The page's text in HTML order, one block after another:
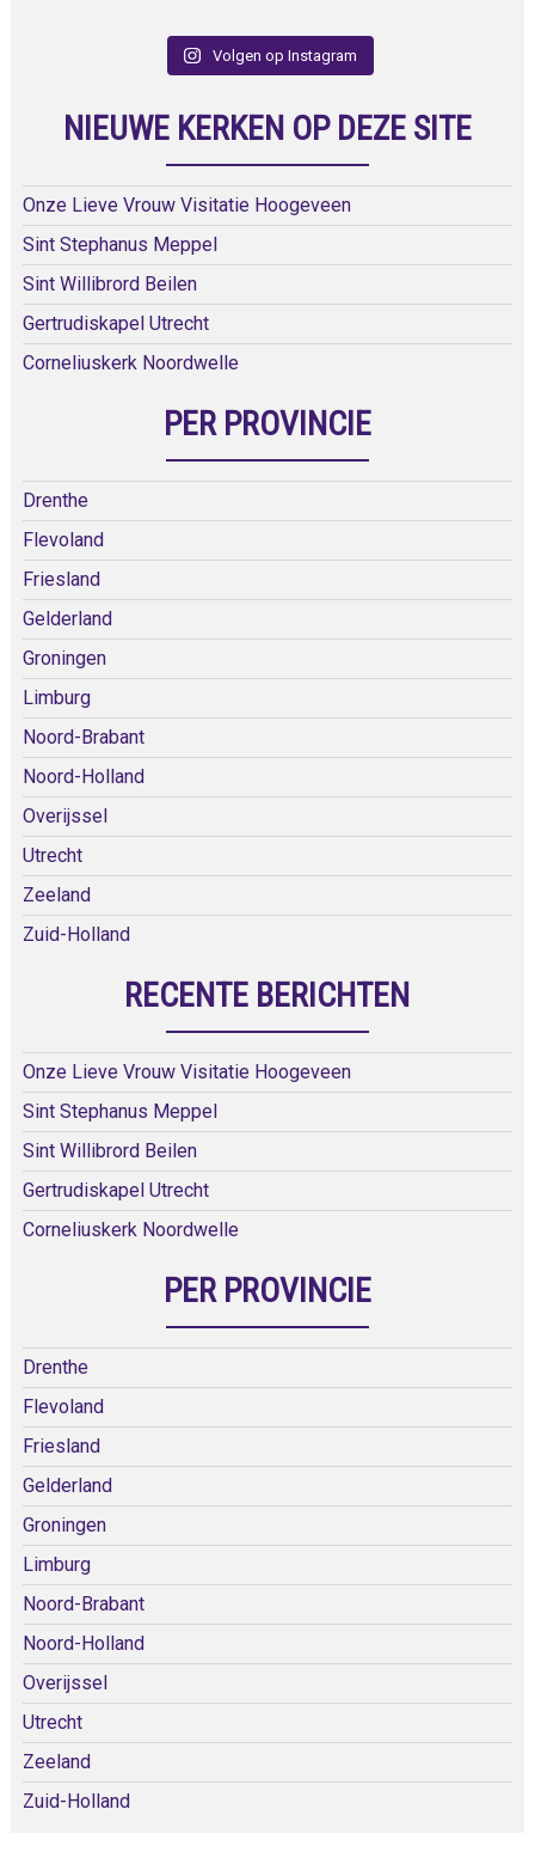
Volgen op Instagram
NIEUWE KERKEN OP DEZE SITE
Onze Lieve Vrouw Visitatie Hoogeveen
Sint Stephanus Meppel
Sint Willibrord Beilen
Gertrudiskapel Utrecht
Corneliuskerk Noordwelle
PER PROVINCIE
Drenthe
Flevoland
Friesland
Gelderland
Groningen
Limburg
Noord-Brabant
Noord-Holland
Overijssel
Utrecht
Zeeland
Zuid-Holland
RECENTE BERICHTEN
Onze Lieve Vrouw Visitatie Hoogeveen
Sint Stephanus Meppel
Sint Willibrord Beilen
Gertrudiskapel Utrecht
Corneliuskerk Noordwelle
PER PROVINCIE
Drenthe
Flevoland
Friesland
Gelderland
Groningen
Limburg
Noord-Brabant
Noord-Holland
Overijssel
Utrecht
Zeeland
Zuid-Holland